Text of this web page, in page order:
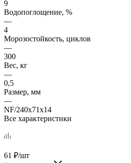
9
Водопоглощение, %
—
4
Морозостойкость, циклов
—
300
Вес, кг
—
0,5
Размер, мм
—
NF/240х71х14
Все характеристики
61 ₽/шт